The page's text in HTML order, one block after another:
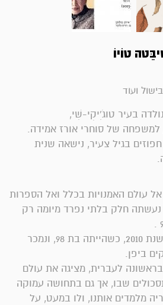
טוֹיוֹ
ועוד
טוֹיוֹ (1911-2013) נולדה בעיר טוגֹ'ִיקִי-שִׁי,
למשפחה של סוחרי אורז אמידה.
בגיל צעיר, נישאה שנית
עולם האמנויות בכלל ואל הספרות
חלק בלתי נפרד מיומה רק
ספרה הראשון פורסם בשנת 2010, כשהייתה בת 98, ונמכר
ביפן.
לעברית, מציגה את עולם
שבו, אך גם בתחושה עמוקה
מלמדים אותנו, ולו במעט, על